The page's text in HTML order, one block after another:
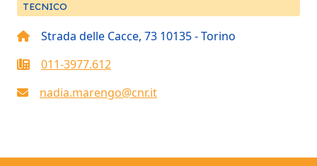
TECNICO
Strada delle Cacce, 73 10135 - Torino
011-3977.612
nadia.marengo@cnr.it